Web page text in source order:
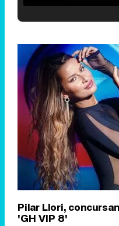
Pilar Llori,
'GH VIP 8'